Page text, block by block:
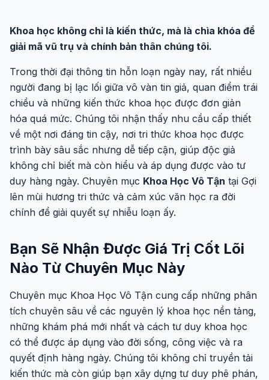
Khoa học không chỉ là kiến thức, mà là chìa khóa để
giải mã vũ trụ và chính bản thân chúng tôi.
Trong thời đại thông tin hỗn loạn ngày nay, rất nhiều
người đang bị lạc lối giữa vô vàn tin giả, quan điểm trái
chiều và những kiến thức khoa học được đơn giản
hóa quá mức. Chúng tôi nhận thấy nhu cầu cấp thiết
về một nơi đáng tin cậy, nơi tri thức khoa học được
trình bày sâu sắc nhưng dễ tiếp cận, giúp độc giả
không chỉ biết mà còn hiểu và áp dụng được vào tư
duy hàng ngày. Chuyên mục Khoa Học Vô Tận tại Gợi
lên mùi hương tri thức và cảm xúc văn học ra đời
chính để giải quyết sự nhiễu loạn ấy.
Bạn Sẽ Nhận Được Giá Trị Cốt Lõi
Nào Từ Chuyên Mục Này
Chuyên mục Khoa Học Vô Tận cung cấp những phân
tích chuyên sâu về các nguyên lý khoa học nền tảng,
những khám phá mới nhất và cách tư duy khoa học
có thể được áp dụng vào đời sống, công việc và ra
quyết định hàng ngày. Chúng tôi không chỉ truyền tải
kiến thức mà còn giúp bạn xây dựng tư duy phê phán,